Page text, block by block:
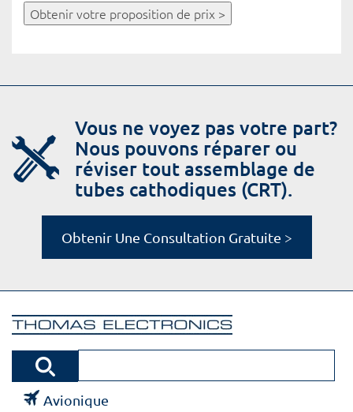
Obtenir votre proposition de prix >
Vous ne voyez pas votre part?
Nous pouvons réparer ou
réviser tout assemblage de
tubes cathodiques (CRT).
Obtenir Une Consultation Gratuite >
Avionique